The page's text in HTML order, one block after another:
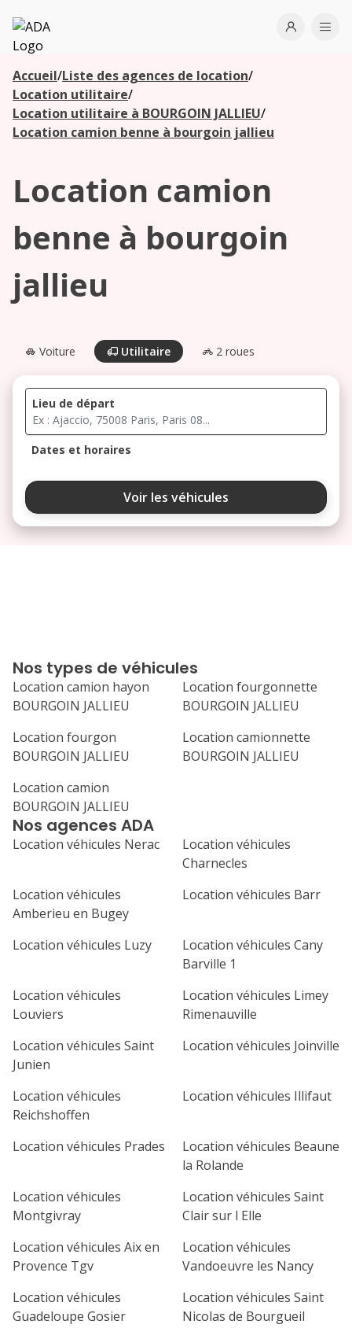
ADA
Open
Accueil/Liste des agences de location/
Location utilitaire/
Location utilitaire à BOURGOIN JALLIEU/
Location camion benne à bourgoin jallieu
Location camion
benne à bourgoin
jallieu
Voiture Utilitaire 2 roues
Lieu de départ
Dates et horaires
août 2026
ma me
24 25 26
31
septembre 2026
lu ma me je
7 8
16
21 23 24 25
29
Voir les véhicules
Nos agences ADA
Location véhicules Nerac
Location véhicules
Charnecles
Location véhicules
Amberieu en Bugey
Location véhicules Barr
Location véhicules Luzy
Location véhicules Cany
Barville 1
Location véhicules
Louviers
Location véhicules Limey
Rimenauville
Location véhicules Saint
Junien
Location véhicules Joinville
Location véhicules
Reichshoffen
Location véhicules Illifaut
Location véhicules Prades
Location véhicules Beaune
la Rolande
Location véhicules
Montgivray
Location véhicules Saint
Clair sur l Elle
Location véhicules Aix en
Provence Tgv
Location véhicules
Vandoeuvre les Nancy
Location véhicules
Guadeloupe Gosier
Location véhicules Saint
Nicolas de Bourgueil
Nos types de véhicules
Location camion hayon
BOURGOIN JALLIEU
Location fourgonnette
BOURGOIN JALLIEU
Location fourgon
BOURGOIN JALLIEU
Location camionnette
BOURGOIN JALLIEU
Location camion
BOURGOIN JALLIEU
Les
agences à
proximité
Commencez
votre
recherche
pour voir les
proximité